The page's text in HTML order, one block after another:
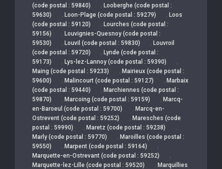
(code postal : 59840)
, Looberghe (code postal :
59630)
, Loon-Plage (code postal : 59279) , Loos
(code postal : 59120)
, Lourches (code postal :
59156)
, Louvignies-Quesnoy (code postal :
59530)
, Louvil (code postal : 59830) , Louvroil
(code postal : 59720)
, Lynde (code postal :
59173)
, Lys-lez-Lannoy (code postal : 59390) ,
Maing (code postal : 59233) , Mairieux (code postal :
59600)
, Malincourt (code postal : 59127) , Marbaix
(code postal : 59440)
, Marchiennes (code postal :
59870)
, Marcoing (code postal : 59159) , Marcq-
en-Baroeul (code postal : 59700)
, Marcq-en-
Ostrevent (code postal : 59252)
, Maresches (code
postal : 59990)
, Maretz (code postal : 59238) ,
Marly (code postal : 59770) , Maroilles (code postal :
59550)
, Marpent (code postal : 59164) ,
Marquette-en-Ostrevant (code postal : 59252) ,
Marquette-lez-Lille (code postal : 59520) , Marquillies